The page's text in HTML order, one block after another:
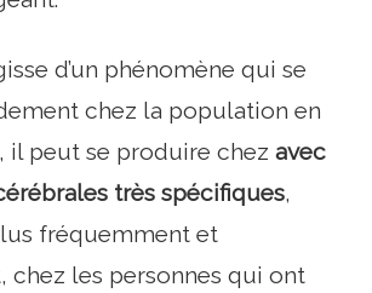
d’un phénomène qui se
chez la population en
il peut se produire chez avec
très spécifiques,
fréquemment et
chez les personnes qui ont